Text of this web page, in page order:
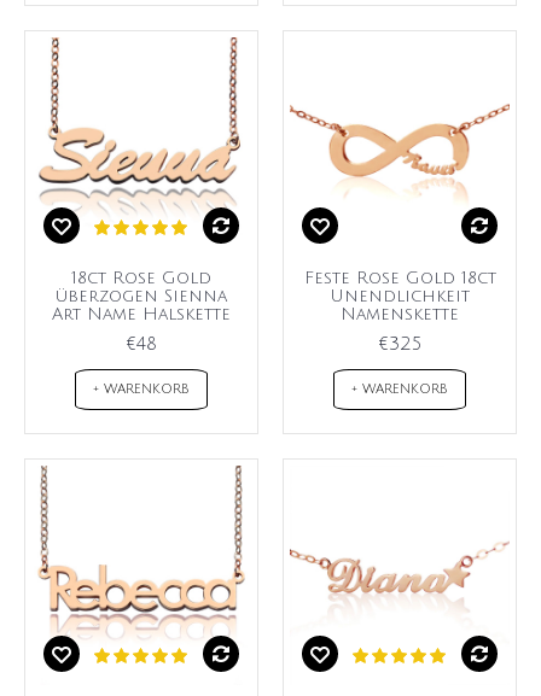
18ct Rose Gold
überzogen Sienna
Art Name Halskette
€48
+ WARENKORB
Feste Rose Gold 18ct
Unendlichkeit
Namenskette
€325
+ WARENKORB